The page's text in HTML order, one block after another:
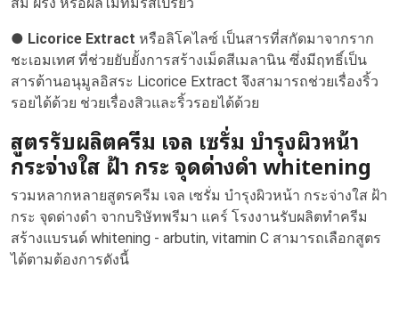
● Licorice Extract หรือลิโคไลซ์ เป็นสารที่สกัดมาจากราก
ชะเอมเทศ ที่ช่วยยับยั้งการสร้างเม็ดสีเมลานิน ซึ่งมีฤทธิ์เป็น
สารต้านอนุมูลอิสระ Licorice Extract จึงสามารถช่วยเรื่องริ้ว
รอยได้ด้วย ช่วยเรื่องสิวและริ้วรอยได้ด้วย
สูตรรับผลิตครีม เจล เซรั่ม บำรุงผิวหน้า
กระจ่างใส ฝ้า กระ จุดด่างดำ whitening
รวมหลากหลายสูตรครีม เจล เซรั่ม บำรุงผิวหน้า กระจ่างใส ฝ้า
กระ จุดด่างดำ จากบริษัทพรีมา แคร์ โรงงานรับผลิตทำครีม
สร้างแบรนด์ whitening - arbutin, vitamin C สามารถเลือกสูตร
ได้ตามต้องการดังนี้